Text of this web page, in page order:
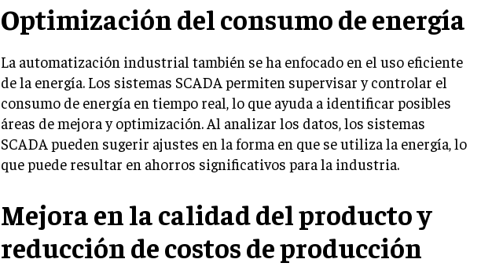
Optimización del consumo de energía
La automatización industrial también se ha enfocado en el uso eficiente
de la energía. Los sistemas SCADA permiten supervisar y controlar el
consumo de energía en tiempo real, lo que ayuda a identificar posibles
áreas de mejora y optimización. Al analizar los datos, los sistemas
SCADA pueden sugerir ajustes en la forma en que se utiliza la energía, lo
que puede resultar en ahorros significativos para la industria.
Mejora en la calidad del producto y
reducción de costos de producción